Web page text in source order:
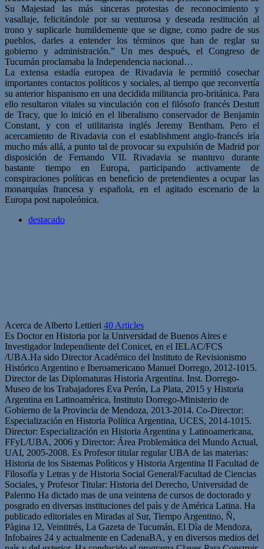
Su Majestad las más sinceras protestas de reconocimiento y
vasallaje, felicitándole por su venturosa y deseada restitución al
trono y suplicarle humildemente que se digne, como padre de sus
pueblos, darles a entender los términos que han de reglar su
gobierno y administración.” Un mes después, el Congreso de
Tucumán proclamaba la Independencia nacional…
La extensa estadía europea de Rivadavia le permitió cosechar
importantes contactos políticos y sociales, al tiempo que reconvertía
su anterior hispanismo en una decidida militancia pro-británica. Para
ello resultaron vitales su vinculación con el filósofo francés Destutt
de Tracy, que lo inició en el liberalismo conservador de Benjamin
Constant, y con el utilitarista inglés Jeremy Bentham. Pero el
acercamiento de Rivadavia con el establishment anglo-francés iría
mucho más allá, a punto tal de provocar su expulsión de Madrid por
disposición de Fernando VII. Rivadavia se mantuvo durante
bastante tiempo en Europa, participando activamente de
conspiraciones políticas en beneficio de pretendientes a ocupar las
monarquías francesa y española, en el agitado escenario de la
Europa post napoleónica.
destacado
Acerca de Alberto Lettieri 40 Articles
Es Doctor en Historia por la Universidad de Buenos Aires e
Investigador Independiente del Conicet, en el IELAC/FCS
/UBA.Ha sido Director Académico del Instituto de Revisionismo
Histórico Argentino e Iberoamericano Manuel Dorrego, 2012-1015.
Director de las Diplomaturas Historia Argentina. Inst. Dorrego-
Museo de los Trabajadores Eva Perón, La Plata, 2015 y Historia
Argentina en Latinoamérica, Instituto Dorrego-Ministerio de
Gobierno de la Provincia de Mendoza, 2013-2014. Co-Director:
Especialización en Historia Política Argentina, UCES, 2014-1015.
Director: Especialización en Historia Argentina y Latinoamericana,
FFyL/UBA, 2006 y Director: Área Problemática del Mundo Actual,
UAI, 2005-2008. Es Profesor titular regular UBA de las materias:
Historia de los Sistemas Polìticos y Historia Argentina II Facultad de
Filosofía y Letras y de Historia Social General/Facultad de Ciencias
Sociales, y Profesor Titular: Historia del Derecho, Universidad de
Palermo Ha dictado mas de una veintena de cursos de doctorado y
posgrado en diversas instituciones del paìs y de América Latina. Ha
publicado editoriales en Miradas al Sur, Tiempo Argentino, Ñ,
Pàgina 12, Veintitrés, La Gazeta de Tucumán, El Dìa de Mendoza,
Infobaires 24 y actualmente en CadenaBA, y en diversos medios del